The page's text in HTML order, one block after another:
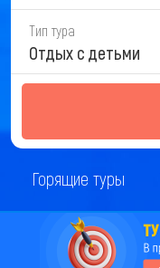
Тип тура
Отдых с детьми
Горящие туры